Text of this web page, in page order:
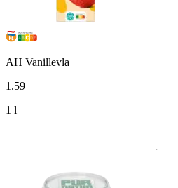
AH Vanillevla
1.59
1 l